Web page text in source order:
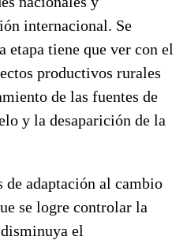
internacional. Se
etapa tiene que ver con el
productivos rurales
de las fuentes de
y la desaparición de la
adaptación al cambio
se logre controlar la
el